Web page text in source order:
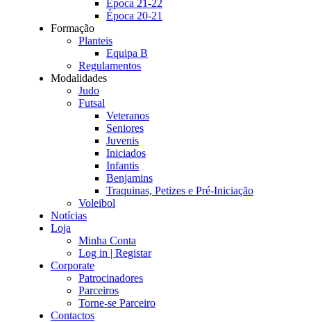
Época 21-22
Época 20-21
Formação
Planteis
Equipa B
Regulamentos
Modalidades
Judo
Futsal
Veteranos
Seniores
Juvenis
Iniciados
Infantis
Benjamins
Traquinas, Petizes e Pré-Iniciação
Voleibol
Notícias
Loja
Minha Conta
Log in | Registar
Corporate
Patrocinadores
Parceiros
Torne-se Parceiro
Contactos